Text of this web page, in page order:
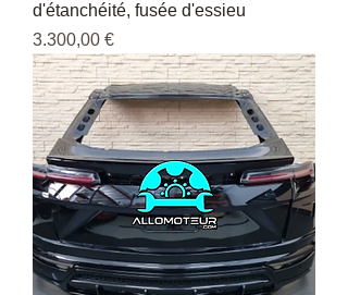
d'étanchéité, fusée d'essieu
Pris
3.300,00 €